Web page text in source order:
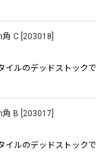
角 C 203018
イルのデッドストッ
角 B 203017
イルのデッドストック